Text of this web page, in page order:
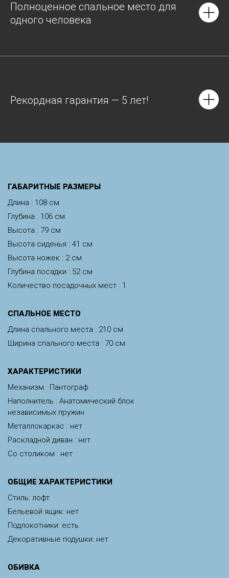
Полноценное спальное место для
одного человека
Рекордная гарантия — 5 лет!
ГАБАРИТНЫЕ РАЗМЕРЫ
Длина : 108 см
Глубина : 106 см
Высота : 79 см
Высота сиденья : 41 см
Высота ножек : 2 см
Глубина посадки : 52 см
Количество посадочных мест : 1
CПАЛЬНОЕ МЕСТО
Длина спального места : 210 см
Ширина спального места : 70 см
ХАРАКТЕРИСТИКИ
Механизм : Пантограф
Наполнитель : Анатомический блок
независимых пружин
Металлокаркас : нет
Раскладной диван : нет
Со столиком : нет
ОБЩИЕ ХАРАКТЕРИСТИКИ
Стиль: лофт
Бельевой ящик: нет
Подлокотники: есть
Декоративные подушки: нет
ОБИВКА